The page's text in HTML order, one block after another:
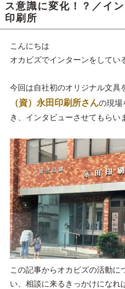
ス意識に変化！？／イ
印刷所
こんにちは
オカビズでインターンをしてい
今回は自社初のオリジナル文具
（資）永田印刷所さんの現場
き、インタビューさせてもらい
この記事からオカビズの活動に
い、相談に来るきっかけになれ